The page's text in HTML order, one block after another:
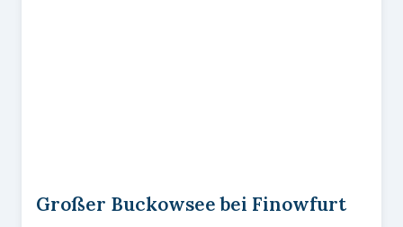
Großer Buckowsee bei Finowfurt